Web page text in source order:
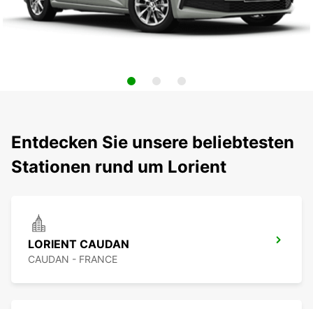
Entdecken Sie unsere beliebtesten
Stationen rund um Lorient
LORIENT CAUDAN
CAUDAN - FRANCE